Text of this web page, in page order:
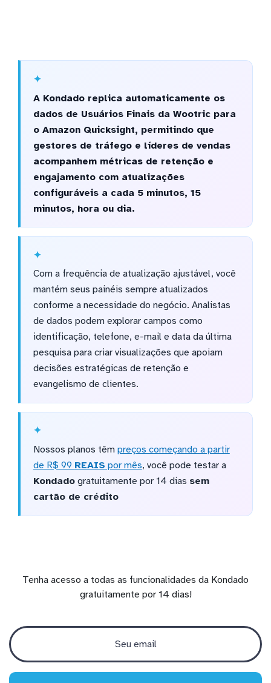
A Kondado replica automaticamente os
dados de Usuários Finais da Wootric para
o Amazon Quicksight, permitindo que
gestores de tráfego e líderes de vendas
acompanhem métricas de retenção e
engajamento com atualizações
configuráveis a cada 5 minutos, 15
minutos, hora ou dia.
Com a frequência de atualização ajustável, você
mantém seus painéis sempre atualizados
conforme a necessidade do negócio. Analistas
de dados podem explorar campos como
identificação, telefone, e-mail e data da última
pesquisa para criar visualizações que apoiam
decisões estratégicas de retenção e
evangelismo de clientes.
Nossos planos têm preços começando a partir
de R$ 99 REAIS por mês, você pode testar a
Kondadogratuitamente por 14 dias sem
cartão de crédito
Tenha acesso a todas as funcionalidades da Kondado
gratuitamente por 14 dias!